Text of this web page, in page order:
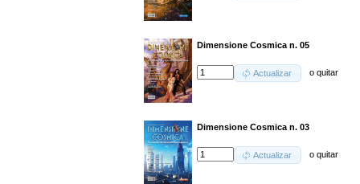
Dimensione Cosmica n. 05
Actualizar oquitar
Dimensione Cosmica n. 03
Actualizar oquitar